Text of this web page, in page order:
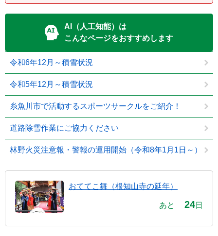
AI（人工知能）は
こんなページをおすすめします
令和6年12月～積雪状況
令和5年12月～積雪状況
糸魚川市で活動するスポーツサークルをご紹介！
道路除雪作業にご協力ください
林野火災注意報・警報の運用開始（令和8年1月1日～）
おててこ舞（根知山寺の延年）
あと 24日